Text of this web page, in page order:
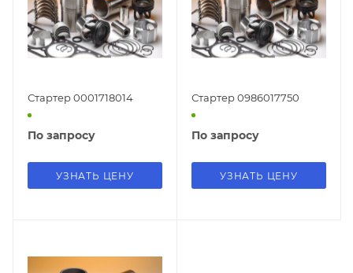
Стартер 0001718014
По запросу
УЗНАТЬ ЦЕНУ
Стартер 0986017750
По запросу
УЗНАТЬ ЦЕНУ